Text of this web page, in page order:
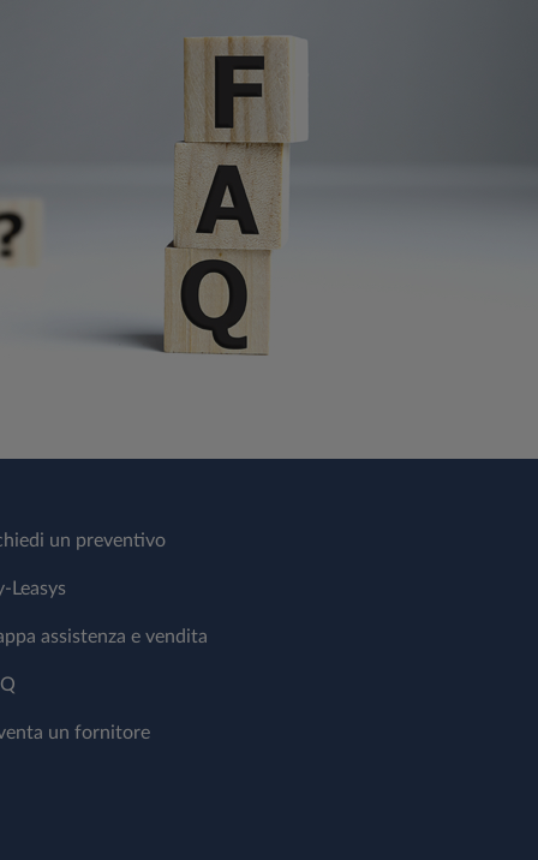
un preventivo
Leasys
assistenza e vendita
un fornitore